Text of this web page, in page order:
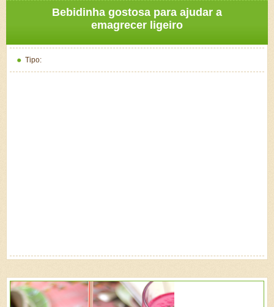
Bebidinha gostosa para ajudar a
emagrecer ligeiro
Tipo: